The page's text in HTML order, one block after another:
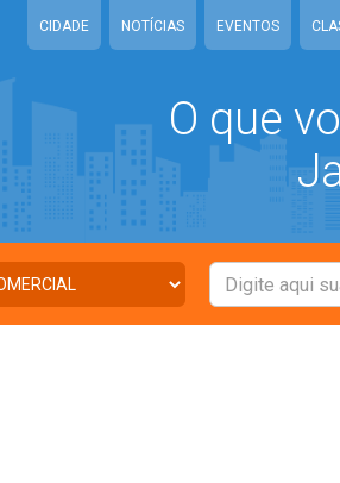
CIDADE NOTÍCIAS EVENTOS
O que